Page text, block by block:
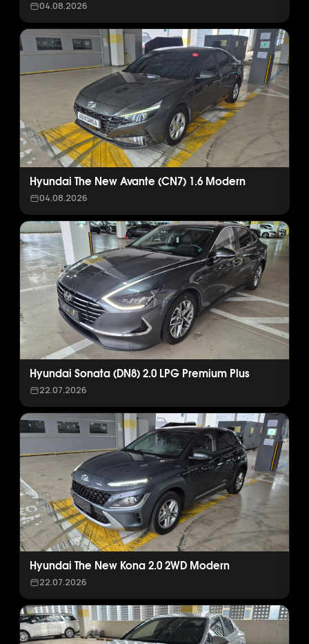
04.08.2026
Hyundai The New Avante (CN7) 1.6 Modern
04.08.2026
Hyundai Sonata (DN8) 2.0 LPG Premium Plus
22.07.2026
Hyundai The New Kona 2.0 2WD Modern
22.07.2026